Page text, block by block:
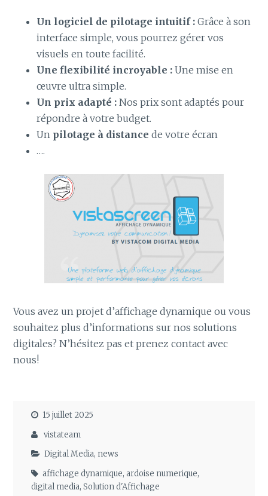
Un logiciel de pilotage intuitif :Grâce à son
interface simple, vous pourrez gérer vos
visuels en toute facilité.
Une flexibilité incroyable :Une mise en
œuvre ultra simple.
Un prix adapté :Nos prix sont adaptés pour
répondre à votre budget.
Un pilotage à distance de votre écran
….
Vous avez un projet d’affichage dynamique ou vous
souhaitez plus d’informations sur nos solutions
digitales? N’hésitez pas et prenez contact avec
nous!
15 juillet 2025
vistateam
Digital Media, news
affichage dynamique,ardoise numerique,
digital media,Solution d'Affichage